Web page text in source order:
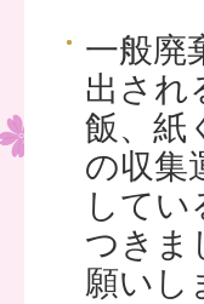
一般廃
出され
飯、紙
の収集
して
つきま
願いし